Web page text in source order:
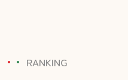
RANKING